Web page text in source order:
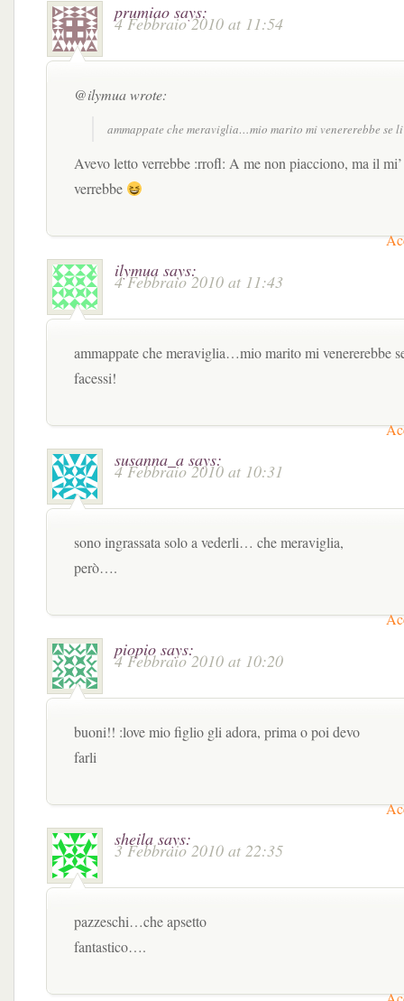
prumiao says:
4 Febbraio 2010 at 11:54
@ilymua wrote:
ammappate che meraviglia…mio marito mi venererebbe se
Avevo letto verrebbe :rrofl: A me non piacciono, ma il
verrebbe
ilymua says:
4 Febbraio 2010 at 11:43
ammappate che meraviglia…mio marito mi venererebbe
facessi!
susanna_a says:
4 Febbraio 2010 at 10:31
sono ingrassata solo a vederli… che meraviglia,
però….
piopio says:
4 Febbraio 2010 at 10:20
buoni!! :love mio figlio gli adora, prima o poi devo
farli
sheila says:
3 Febbraio 2010 at 22:35
pazzeschi…che apsetto
fantastico….